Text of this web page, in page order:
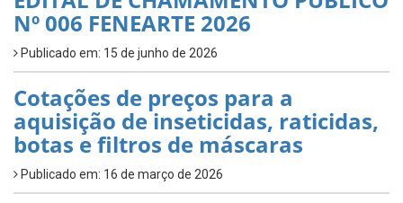
Nº 006 FENEARTE 2026
Publicado em: 15 de junho de 2026
Cotações de preços para a
aquisição de inseticidas, raticidas,
botas e filtros de máscaras
Publicado em: 16 de março de 2026